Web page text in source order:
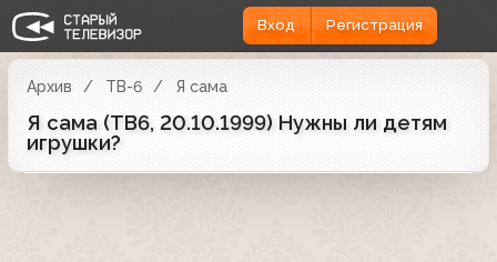
Вход Регистрация
Архив ТВ-6 Я сама
Я сама (ТВ6, 20.10.1999) Нужны ли детям
игрушки?